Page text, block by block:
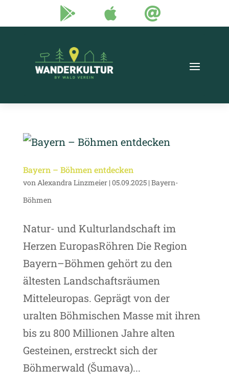
  
Bayern – Böhmen entdecken
vonAlexandra Linzmeier| 05.09.2025| Bayern-
Böhmen
Natur- und Kulturlandschaft im
Herzen EuropasRöhren Die Region
Bayern–Böhmen gehört zu den
ältesten Landschaftsräumen
Mitteleuropas. Geprägt von der
uralten Böhmischen Masse mit ihren
bis zu 800 Millionen Jahre alten
Gesteinen, erstreckt sich der
Böhmerwald (Šumava)...